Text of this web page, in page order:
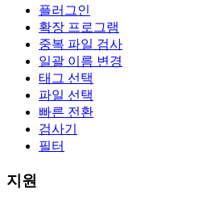
플러그인
확장 프로그램
중복 파일 검사
일괄 이름 변경
태그 선택
파일 선택
빠른 전환
검사기
필터
지원